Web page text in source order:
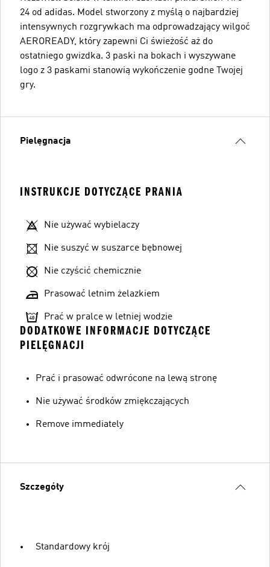
24 od adidas. Model stworzony z myślą o najbardziej
intensywnych rozgrywkach ma odprowadzający wilgoć
AEROREADY, który zapewni Ci świeżość aż do
ostatniego gwizdka. 3 paski na bokach i wyszywane
logo z 3 paskami stanowią wykończenie godne Twojej
gry.
Pielęgnacja
INSTRUKCJE DOTYCZĄCE PRANIA
Nie używać wybielaczy
Nie suszyć w suszarce bębnowej
Nie czyścić chemicznie
Prasować letnim żelazkiem
Prać w pralce w letniej wodzie
DODATKOWE INFORMACJE DOTYCZĄCE
PIELĘGNACJI
Prać i prasować odwrócone na lewą stronę
Nie używać środków zmiękczających
Remove immediately
Szczegóły
Standardowy krój